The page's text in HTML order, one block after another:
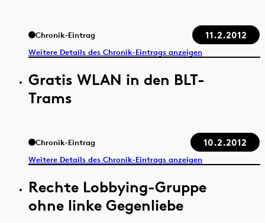
Chronik-Eintrag 11.2.2012
Weitere Details des Chronik-Eintrags anzeigen
Gratis WLAN in den BLT-
Trams
Chronik-Eintrag 10.2.2012
Weitere Details des Chronik-Eintrags anzeigen
Rechte Lobbying-Gruppe
ohne linke Gegenliebe